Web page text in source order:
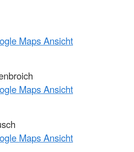
Maps Ansicht
Maps Ansicht
Maps Ansicht